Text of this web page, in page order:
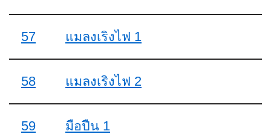
57 แมลงเริงไฟ 1
58 แมลงเริงไฟ 2
59 มือปืน 1